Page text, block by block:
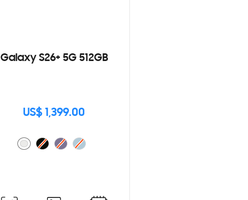
Galaxy S26+ 5G 512GB
US$ 1,399.00